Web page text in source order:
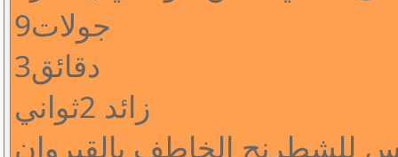
9جولات
3دقائق
زائد 2ثواني
للشطرنج الخاطف بالقيروان